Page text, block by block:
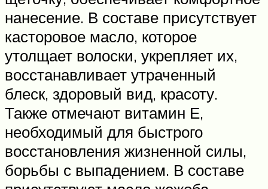
нанесение. В составе присутствует
касторовое масло, которое
утолщает волоски, укрепляет их,
восстанавливает утраченный
блеск, здоровый вид, красоту.
Также отмечают витамин Е,
необходимый для быстрого
восстановления жизненной силы,
борьбы с выпадением. В составе